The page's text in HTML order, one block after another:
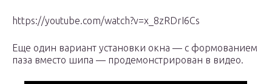
https://youtube.com/watch?v=x_8zRDrI6Cs
Еще один вариант установки окна — с формованием
паза вместо шипа — продемонстрирован в видео.